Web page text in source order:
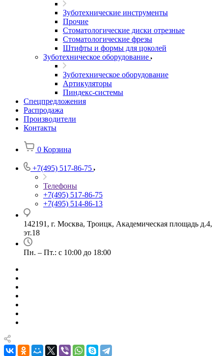
Зуботехнические инструменты
Прочие
Стоматологические диски отрезные
Стоматологические фрезы
Штифты и формы для цоколей
Зуботехническое оборудование
Зуботехническое оборудование
Артикуляторы
Пиндекс-системы
Спецпредложения
Распродажа
Производители
Контакты
0 Корзина
+7(495) 517-86-75
Телефоны
+7(495) 517-86-75
+7(495) 514-86-13
142191, г. Москва, Троицк, Академическая площадь д.4,
эт.18
Пн. – Пт.: с 10:00 до 18:00